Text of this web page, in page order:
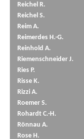
Reichel R.
Reichel S.
Reim A.
Reimerdes H.-G.
Reinhold A.
Riemenschneider J.
Ries P.
Risse K.
Rizzi A.
Roemer S.
Rohardt C.-H.
Rönnau A.
Rose H.